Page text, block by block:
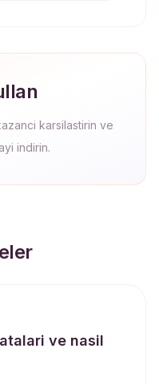
karsilastirin ve
indirin.
ve nasil